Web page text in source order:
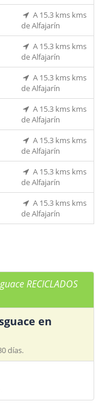
A 15.3 kms kms
de Alfajarín
A 15.3 kms kms
de Alfajarín
A 15.3 kms kms
de Alfajarín
A 15.3 kms kms
de Alfajarín
A 15.3 kms kms
de Alfajarín
A 15.3 kms kms
de Alfajarín
A 15.3 kms kms
de Alfajarín
RECICLADOS
en
días.